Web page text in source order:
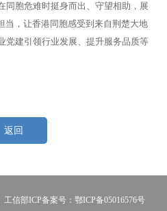
同胞危难时挺身而出、守望相助，展
当，让香港同胞感受到来自荆楚大地
党建引领行业发展、提升服务品质等
返回
工信部ICP备案号：鄂ICP备05016576号